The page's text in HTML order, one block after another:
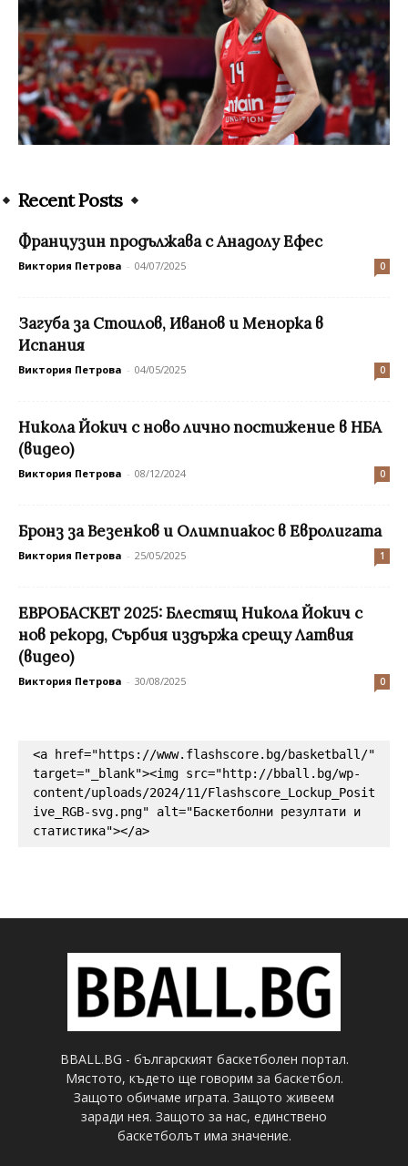
Recent Posts
Французин продължава с Анадолу Ефес
Виктория Петрова - 04/07/2025 0
Загуба за Стоилов, Иванов и Менорка в
Испания
Виктория Петрова - 04/05/2025 0
Никола Йокич с ново лично постижение в НБА
(видео)
Виктория Петрова - 08/12/2024 0
Бронз за Везенков и Олимпиакос в Евролигата
Виктория Петрова - 25/05/2025 1
ЕВРОБАСКЕТ 2025: Блестящ Никола Йокич с
нов рекорд, Сърбия издържа срещу Латвия
(видео)
Виктория Петрова - 30/08/2025 0
<a href="https://www.flashscore.bg/basketball/"
target="_blank"><img src="http://bball.bg/wp-
content/uploads/2024/11/Flashscore_Lockup_Posit
ive_RGB-svg.png" alt="Баскетболни резултати и
статистика"></a>
BBALL.BG - българският баскетболен портал.
Мястото, където ще говорим за баскетбол.
Защото обичаме играта. Защото живеем
заради нея. Защото за нас, единствено
баскетболът има значение.